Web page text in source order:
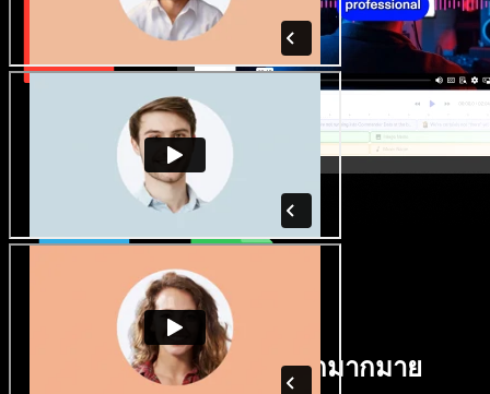
มีเสียงชายหญิงให้เลือกมากมาย